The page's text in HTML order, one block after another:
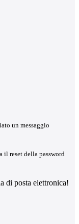
un messaggio
il reset della password
di posta elettronica!